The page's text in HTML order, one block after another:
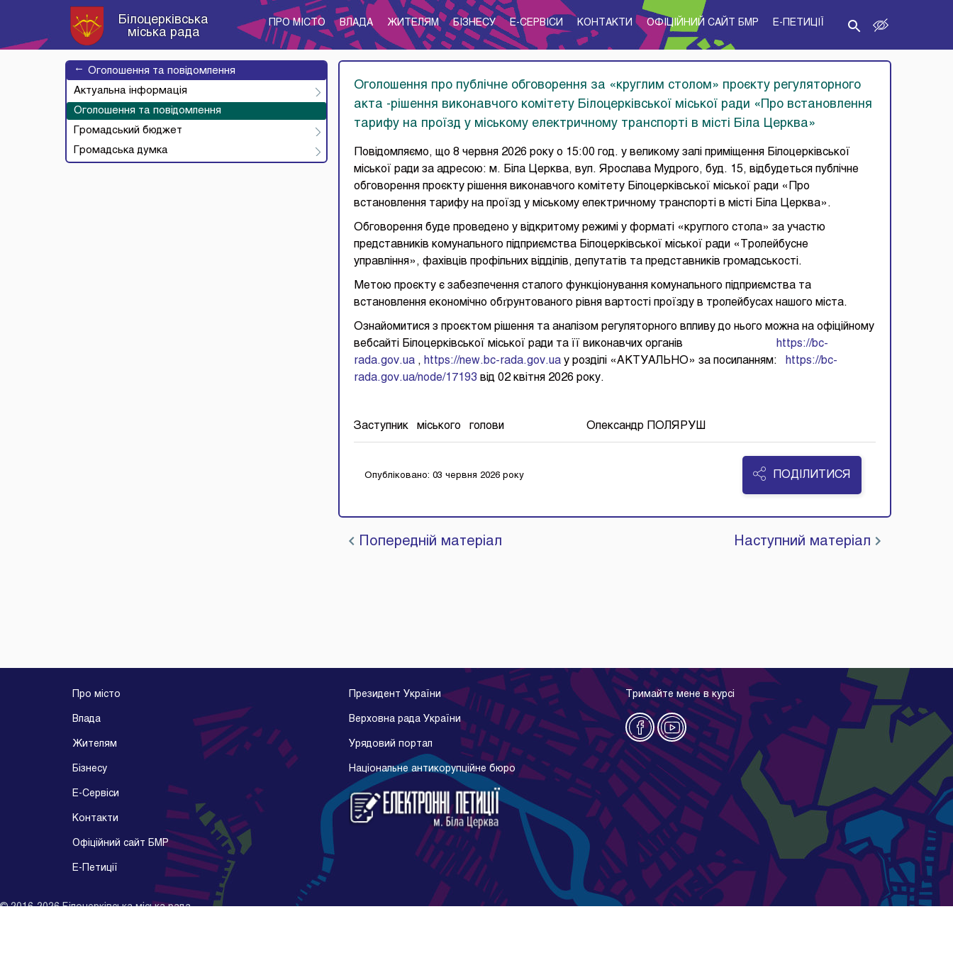
Білоцерківська
міська рада
ПРО МІСТО ВЛАДА ЖИТЕЛЯМ БІЗНЕСУ E-CЕРВІСИ КОНТАКТИ ОФІЦІЙНИЙ САЙТ БМР E-ПЕТИЦІЇ
→ Оголошення та повідомлення
Актуальна інформація
Оголошення та повідомлення
Громадський бюджет
Громадська думка
Оголошення про публічне обговорення за «круглим столом» проєкту регуляторного
акта -рішення виконавчого комітету Білоцерківської міської ради «Про встановлення
тарифу на проїзд у міському електричному транспорті в місті Біла Церква»
Повідомляємо, що 8 червня 2026 року о 15:00 год. у великому залі приміщення Білоцерківської
міської ради за адресою: м. Біла Церква, вул. Ярослава Мудрого, буд. 15, відбудеться публічне
обговорення проєкту рішення виконавчого комітету Білоцерківської міської ради «Про
встановлення тарифу на проїзд у міському електричному транспорті в місті Біла Церква».
Обговорення буде проведено у відкритому режимі у форматі «круглого стола» за участю
представників комунального підприємства Білоцерківської міської ради «Тролейбусне
управління», фахівців профільних відділів, депутатів та представників громадськості.
Метою проєкту є забезпечення сталого функціонування комунального підприємства та
встановлення економічно обґрунтованого рівня вартості проїзду в тролейбусах нашого міста.
Ознайомитися з проєктом рішення та аналізом регуляторного впливу до нього можна на офіційному
вебсайті Білоцерківської міської ради та її виконавчих органів
https://bc-
rada.gov.ua , https://new.bc-rada.gov.ua у розділі «АКТУАЛЬНО» за посиланням:
https://bc-
rada.gov.ua/node/17193 від 02 квітня 2026 року.
Заступник міського голови Олександр ПОЛЯРУШ
Опубліковано: 03 червня 2026 року ПОДІЛИТИСЯ
Попередній матеріал Наступний матеріал
Про місто
Влада
Жителям
Бізнесу
E-Cервіси
Контакти
Офіційний сайт БМР
E-Петиції
Президент України
Верховна рада України
Урядовий портал
Національне антикорупційне бюро
Тримайте мене в курсі
©2016-2026Білоцерківська міська рада